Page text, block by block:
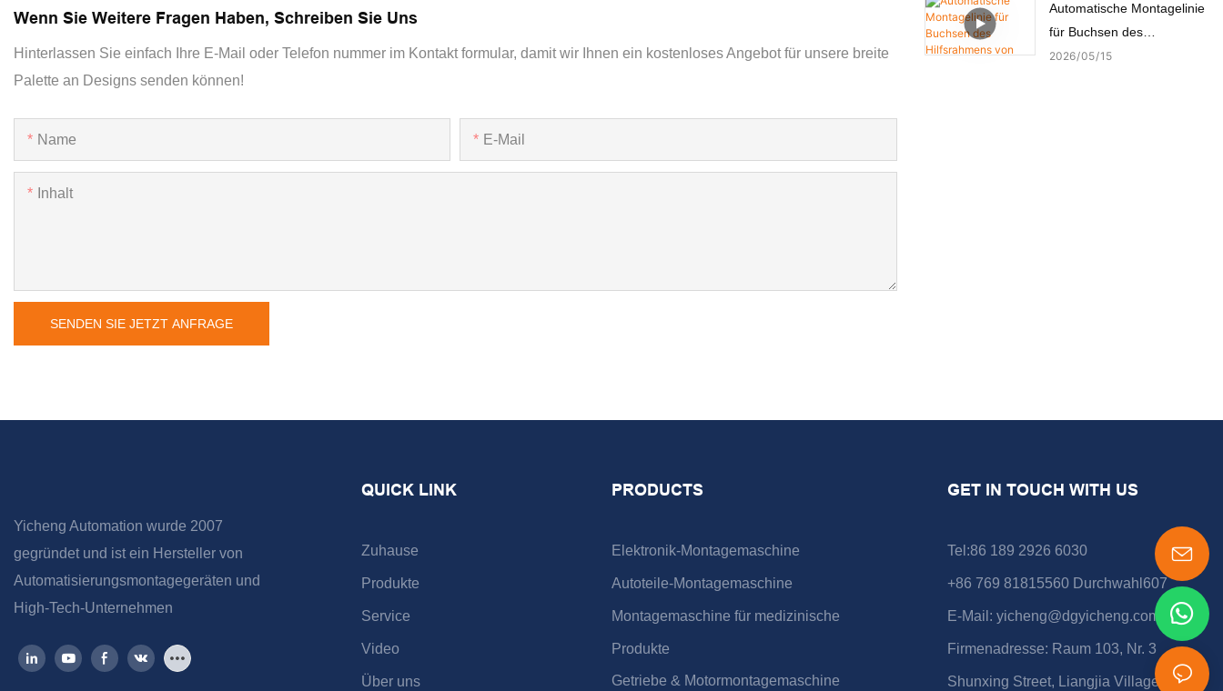
Wenn Sie Weitere Fragen Haben, Schreiben Sie Uns
Hinterlassen Sie einfach Ihre E-Mail oder Telefon nummer im Kontakt formular, damit wir Ihnen ein kostenloses Angebot für unsere breite
Palette an Designs senden können!
Name E-Mail
Inhalt
SENDEN SIE JETZT ANFRAGE
Kupferbolzen
Automatische Montagelinie
für Buchsen des
Hilfsrahmens von
2026 05 15
Yicheng Automation wurde 2007
gegründet und ist ein Hersteller von
Automatisierungsmontagegeräten und
High-Tech-Unternehmen
QUICK LINK
Zuhause
Produkte
Service
Video
Über uns
PRODUCTS
Elektronik-Montagemaschine
Autoteile-Montagemaschine
Montagemaschine für medizinische
Produkte
Getriebe & Motormontagemaschine
GET IN TOUCH WITH US
Tel:86 189 2926 6030
+86 769 81815560 Durchwahl607
E-Mail: yicheng@dgyicheng.com
Firmenadresse: Raum 103, Nr. 3
Shunxing Street, Liangjia Village, Shijie